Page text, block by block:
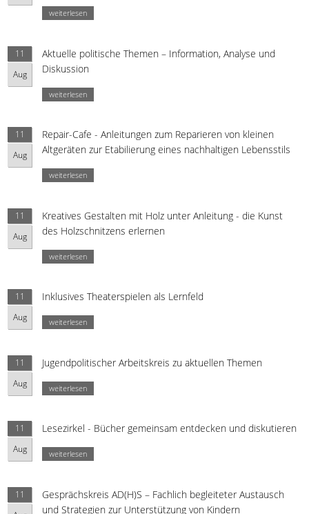
weiterlesen
11
Aug
Aktuelle politische Themen – Information, Analyse und
Diskussion
weiterlesen
11
Aug
Repair-Cafe - Anleitungen zum Reparieren von kleinen
Altgeräten zur Etabilierung eines nachhaltigen Lebensstils
weiterlesen
11
Aug
Kreatives Gestalten mit Holz unter Anleitung - die Kunst
des Holzschnitzens erlernen
weiterlesen
11
Aug
Inklusives Theaterspielen als Lernfeld
weiterlesen
11
Aug
Jugendpolitischer Arbeitskreis zu aktuellen Themen
weiterlesen
11
Aug
Lesezirkel - Bücher gemeinsam entdecken und diskutieren
weiterlesen
11
Gesprächskreis AD(H)S – Fachlich begleiteter Austausch
und Strategien zur Unterstützung von Kindern